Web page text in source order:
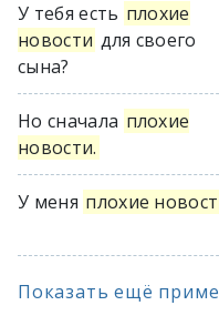
У тебя есть плохие
новости для своего
сына?
Но сначала плохие
новости.
У меня плохие
Показать ещё